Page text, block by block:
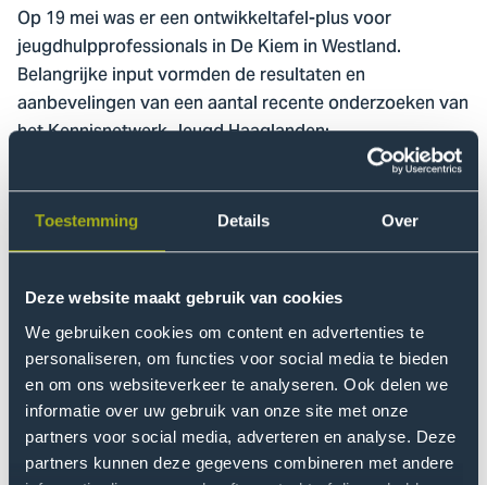
Toestemming Details Over
Deze website maakt gebruik van cookies
We gebruiken cookies om content en advertenties te
personaliseren, om functies voor social media te bieden
en om ons websiteverkeer te analyseren. Ook delen we
informatie over uw gebruik van onze site met onze
partners voor social media, adverteren en analyse. Deze
partners kunnen deze gegevens combineren met andere
Op 19 mei was er een ontwikkeltafel-plus voor
jeugdhulpprofessionals in De Kiem in Westland.
Belangrijke input vormden de resultaten en
aanbevelingen van een aantal recente onderzoeken van
het Kennisnetwerk Jeugd Haaglanden:
verschillendecliëntervaringsonderzoeken
het onderzoek
Ketenbreed leren (over jongeren met
intensieve, vaak residentiële jeugdhulp)
het eersteprofessionalervaringsonderzoek
Lector Rob Gilsing hield hierover een inleiding. Het
verslag dat Wouter Reith (docent-onderzoeker bij het
lectoraat) maakte, kunt uhier nalezen.
Tolga Koklu, hoofd Operatiën van politie Eenheid Den